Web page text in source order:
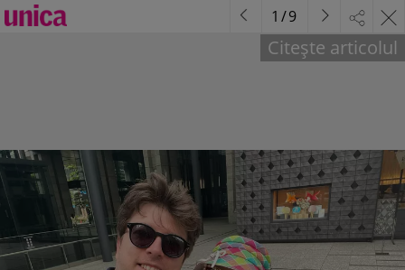
Citește articolul
1 /9